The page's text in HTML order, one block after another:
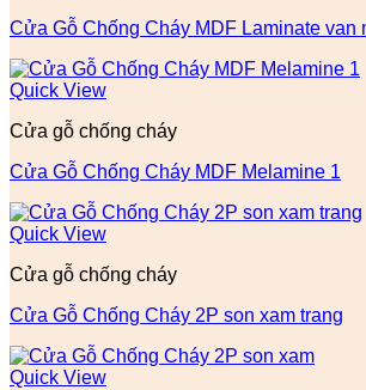
Cửa Gỗ Chống Cháy MDF Laminate van
Quick View
Cửa gỗ chống cháy
Cửa Gỗ Chống Cháy MDF Melamine 1
Quick View
Cửa gỗ chống cháy
Cửa Gỗ Chống Cháy 2P son xam trang
Quick View